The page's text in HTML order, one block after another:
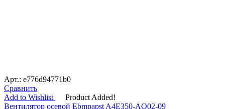
Арт.: e776d94771b0
Сравнить
Add to Wishlist
Product Added!
Вентилятор осевой Ebmpapst A4E350-AO02-09